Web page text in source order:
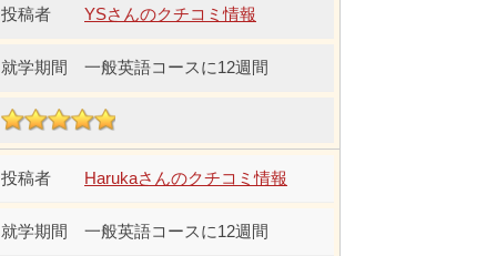
YSさんのクチコミ情報
一般英語コースに12週間
Harukaさんのクチコミ情報
一般英語コースに12週間